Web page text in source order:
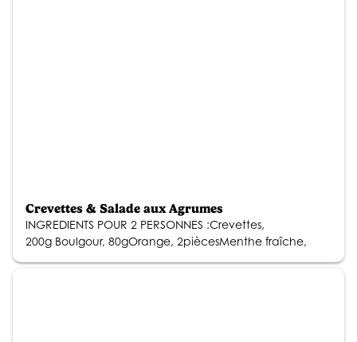
Crevettes & Salade aux Agrumes
INGREDIENTS POUR 2 PERSONNES :Crevettes,
200g Boulgour, 80gOrange, 2piècesMenthe fraîche,